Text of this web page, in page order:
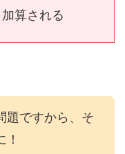
算される
題ですから、そ